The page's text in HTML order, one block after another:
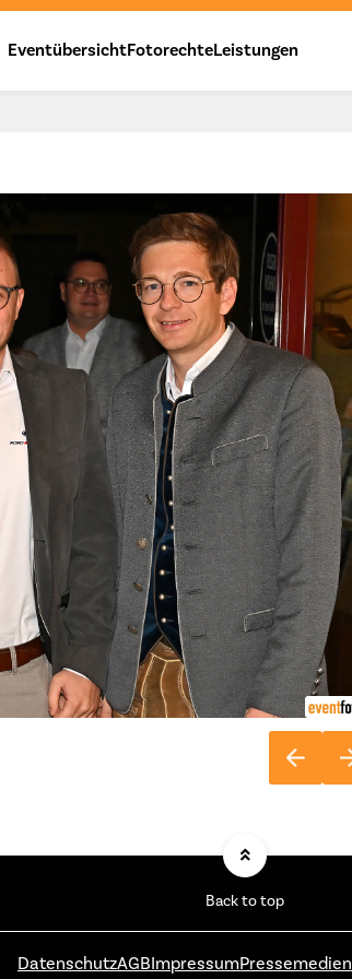
EventübersichtFotorechteLeistungen
Back to top
DatenschutzAGBImpressumPressemedien